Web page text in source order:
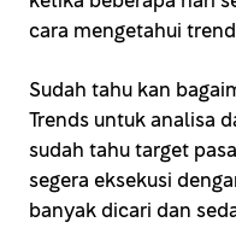
cara mengetahui
Sudah tahu kan
Trends untuk analisa
sudah tahu target
segera eksekusi
banyak dicari dan